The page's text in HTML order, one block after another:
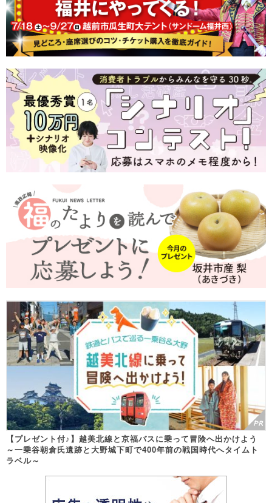
【プレゼント付♪】越美北線と京福バスに乗って冒険へ出かけよう
～一乗谷朝倉氏遺跡と大野城下町で400年前の戦国時代へタイムト
ラベル～